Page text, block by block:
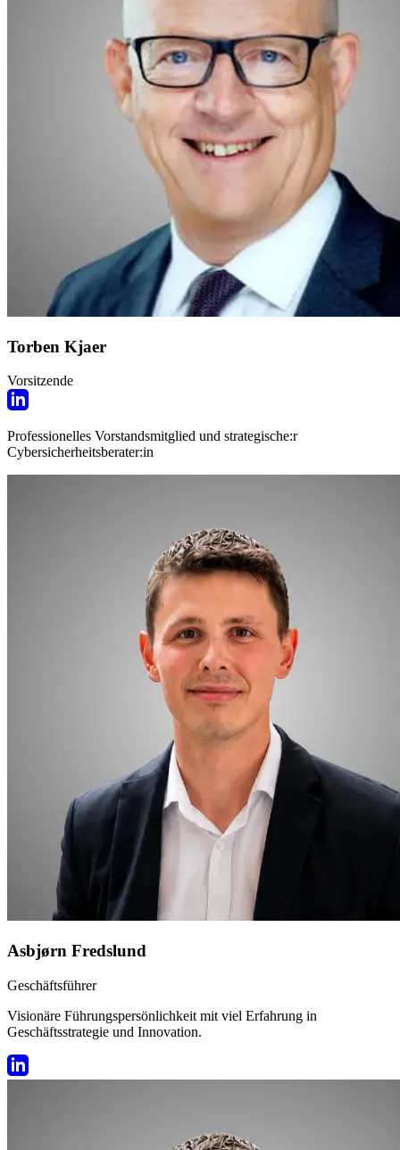
Torben Kjaer
Vorsitzende
Professionelles Vorstandsmitglied und strategische:r
Cybersicherheitsberater:in
Asbjørn Fredslund
Geschäftsführer
Visionäre Führungspersönlichkeit mit viel Erfahrung in
Geschäftsstrategie und Innovation.